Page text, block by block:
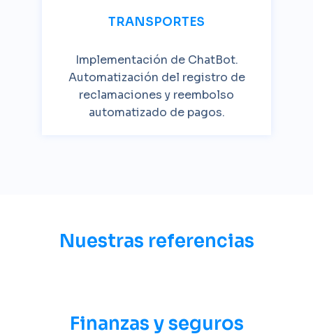
TRANSPORTES
Implementación de ChatBot.
Automatización del registro de
reclamaciones y reembolso
automatizado de pagos.
Nuestras referencias
Finanzas y seguros